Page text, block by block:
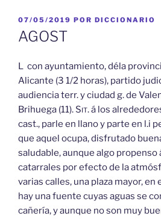
PUBLICADO
EL
07/05/2019 POR DICCIONARIO
AGOST
L con ayuntamiento, déla
Alicante (3 1/2 horas), partido
audiencia terr. y ciudad g. de
Brihuega (11). Sit.á los
cast., parle en llano y parte en l.i
que aquel ocupa, disfrutado
saludable, aunque algo propenso
catarrales por efecto de la
varias calles, una plaza mayor, en
hay una fuente cuyas aguas se
cañería, y aunque no son muy